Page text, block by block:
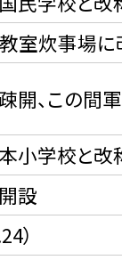
室炊事場に
、この間軍
小学校と改
設
）